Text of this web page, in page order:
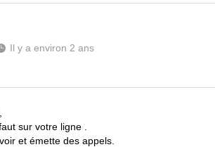
Il y a environ 2 ans
sur votre ligne .
et émette des appels.